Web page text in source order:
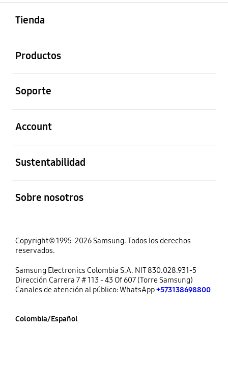
Tienda
Productos
Soporte
Account
Sustentabilidad
Sobre nosotros
Copyright© 1995-2026 Samsung. Todos los derechos
reservados.
Samsung Electronics Colombia S.A. NIT 830.028.931-5
Dirección Carrera 7 # 113 - 43 Of 607 (Torre Samsung)
Canales de atención al público: WhatsApp+573138698800
Colombia/Español